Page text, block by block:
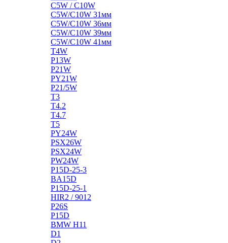
C5W / C10W
C5W/C10W 31мм
C5W/C10W 36мм
C5W/C10W 39мм
C5W/C10W 41мм
T4W
P13W
P21W
PY21W
P21/5W
T3
T4.2
T4.7
T5
PY24W
PSX26W
PSX24W
PW24W
P15D-25-3
BA15D
P15D-25-1
HIR2 / 9012
P26S
P15D
BMW H11
D1